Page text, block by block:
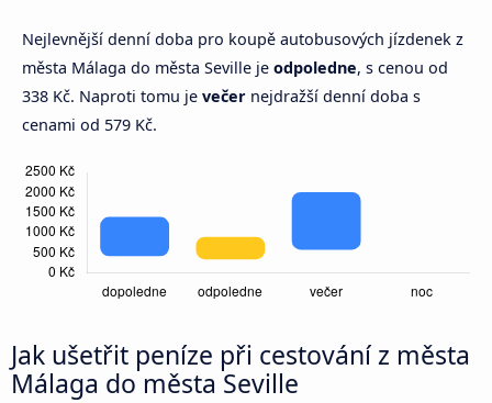
Nejlevnější denní doba pro koupě autobusových jízdenek z
města Málaga do města Seville je odpoledne, s cenou od
338 Kč. Naproti tomu je večer nejdražší denní doba s
cenami od 579 Kč.
Jak ušetřit peníze při cestování z města
Málaga do města Seville